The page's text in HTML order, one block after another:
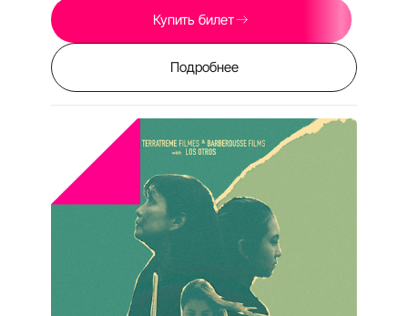
МОСКВА, КАРО 11 ОКТЯБРЬ
НОВЫЙ АРБАТ 24
+74951157369
О ФЕСТИВАЛЕ
КИНОЦЕНТР:
ПАРТНЕРЫ КОМАНДА
ПРОГРАММА